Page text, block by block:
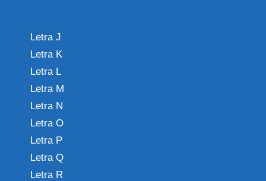
Letra J
Letra K
Letra L
Letra M
Letra N
Letra O
Letra P
Letra Q
Letra R